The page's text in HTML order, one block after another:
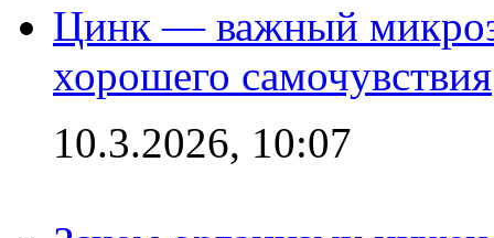
Цинк — важный
хорошего самочувствия
10.3.2026, 10:07